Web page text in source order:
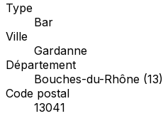
Type
Bar
Ville
Gardanne
Département
Bouches-du-Rhône (13)
Code postal
13041